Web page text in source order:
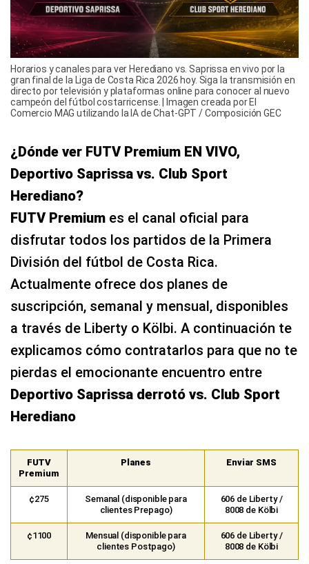
Horarios y canales para ver Herediano vs. Saprissa en vivo por la
gran final de la Liga de Costa Rica 2026 hoy. Siga la transmisión en
directo por televisión y plataformas online para conocer al nuevo
campeón del fútbol costarricense. | Imagen creada por El
Comercio MAG utilizando la IA de Chat-GPT / Composición GEC
¿Dónde ver FUTV Premium EN VIVO,
Deportivo Saprissa vs. Club Sport
Herediano?
FUTV Premium es el canal oficial para
disfrutar todos los partidos de la Primera
División del fútbol de Costa Rica.
Actualmente ofrece dos planes de
suscripción, semanal y mensual, disponibles
a través de Liberty o Kölbi. A continuación te
explicamos cómo contratarlos para que no te
pierdas el emocionante encuentro entre
Deportivo Saprissa derrotó vs. Club Sport
Herediano
FUTV
Premium
Planes Enviar SMS
¢275
Semanal (disponible para
clientes Prepago)
606 de Liberty /
8008 de Kölbi
¢1100
Mensual (disponible para
clientes Postpago)
606 de Liberty /
8008 de Kölbi